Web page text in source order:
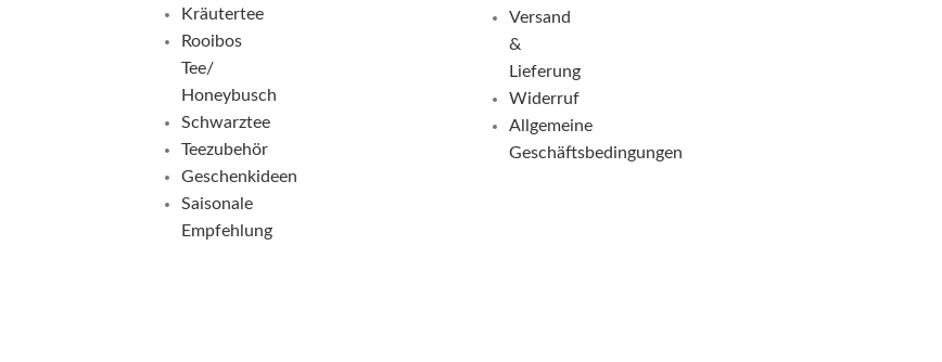
Kräutertee
Rooibos
Tee/
Honeybusch
Schwarztee
Teezubehör
Geschenkideen
Saisonale
Empfehlung
Versand
&
Lieferung
Widerruf
Allgemeine
Geschäftsbedingungen